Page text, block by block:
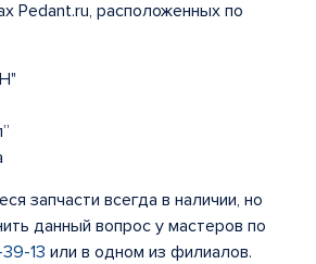
Pedant.ru, расположенных по
запчасти всегда в наличии, но
данный вопрос у мастеров по
13 или в одном из филиалов.